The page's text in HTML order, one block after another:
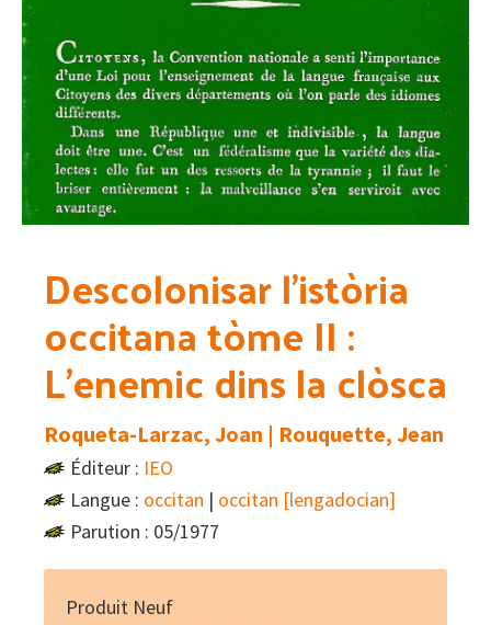
Descolonisar l’istòria
occitana tòme II :
L’enemic dins la clòsca
Roqueta-Larzac, Joan | Rouquette, Jean
Éditeur : IEO
Langue : occitan | occitan [lengadocian]
Parution : 05/1977
Produit Neuf